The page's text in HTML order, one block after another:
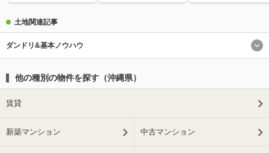
土地関連記事
ダンドリ&基本ノウハウ
他の種別の物件を探す（沖縄県）
賃貸
新築マンション 中古マンション